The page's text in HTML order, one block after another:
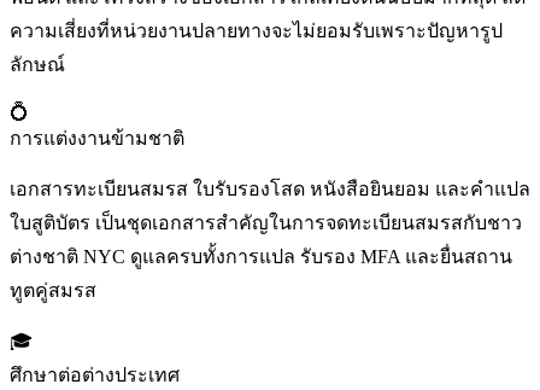
ความเสี่ยงที่หน่วยงานปลายทางจะไม่ยอมรับเพราะปัญหารูป
ลักษณ์
💍
การแต่งงานข้ามชาติ
เอกสารทะเบียนสมรส ใบรับรองโสด หนังสือยินยอม และคำแปล
ใบสูติบัตร เป็นชุดเอกสารสำคัญในการจดทะเบียนสมรสกับชาว
ต่างชาติ NYC ดูแลครบทั้งการแปล รับรอง MFA และยื่นสถาน
ทูตคู่สมรส
🎓
ศึกษาต่อต่างประเทศ